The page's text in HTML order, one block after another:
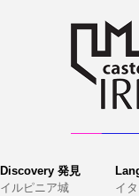
Discovery 発見
イルピニア城
イ